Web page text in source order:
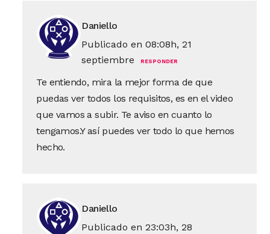
Daniello
Publicado en 08:08h, 21
septiembre
RESPONDER
Te entiendo, mira la mejor forma de que
puedas ver todos los requisitos, es en el video
que vamos a subir. Te aviso en cuanto lo
tengamos.Y así puedes ver todo lo que hemos
hecho.
Daniello
Publicado en 23:03h, 28